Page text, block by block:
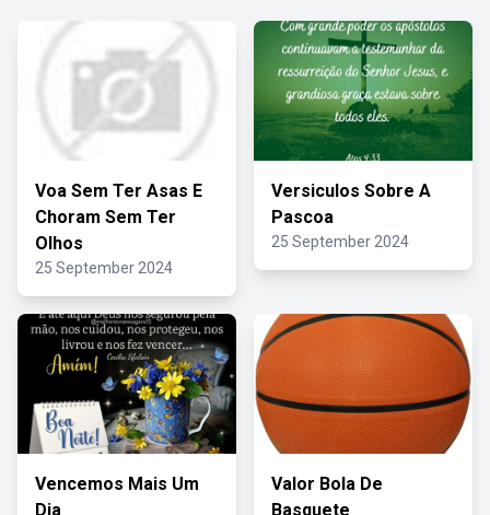
Voa Sem Ter Asas E
Choram Sem Ter
Olhos
25 September 2024
Versiculos Sobre A
Pascoa
25 September 2024
Vencemos Mais Um
Dia
Valor Bola De
Basquete